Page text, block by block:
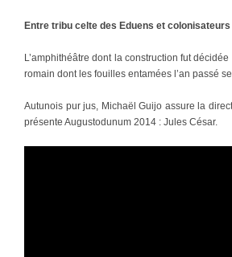
Entre tribu celte des Eduens et
L’amphithéâtre dont la construction fut
romain dont les fouilles entamées l’an passé
Autunois pur jus, Michaël Guijo assure la
présente Augustodunum 2014 : Jules César.